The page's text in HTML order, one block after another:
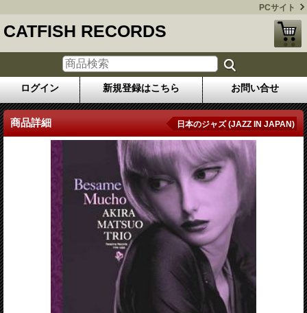
PCサイト
CATFISH RECORDS
ログイン 新規登録はこちら お問い合せ
商品詳細 日本のジャズ (JAZZ IN JAPAN)